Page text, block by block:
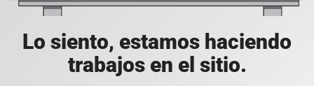
Lo siento, estamos haciendo
trabajos en el sitio.